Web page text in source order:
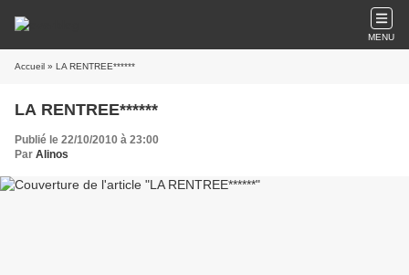
MENU
Accueil » LA RENTREE******
LA RENTREE******
Publié le 22/10/2010 à 23:00
Par Alinos